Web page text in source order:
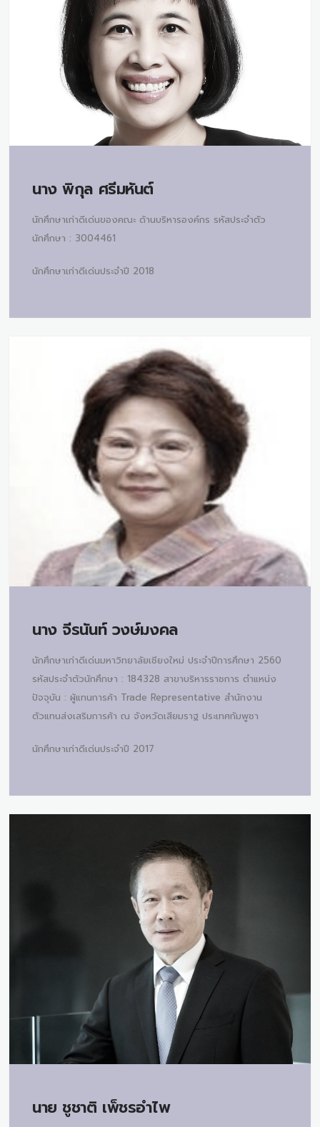
นาง พิกุล ศรีมหันต์
นักศึกษาเก่าดีเด่นของคณะ ด้านบริหารองค์กร รหัสประจำตัว
นักศึกษา : 3004461
นักศึกษาเก่าดีเด่นประจำปี 2018
นาง จีรนันท์ วงษ์มงคล
นักศึกษาเก่าดีเด่นมหาวิทยาลัยเชียงใหม่ ประจำปีการศึกษา 2560
รหัสประจำตัวนักศึกษา : 184328 สาขาบริหารราชการ ตำแหน่ง
ปัจจุบัน : ผู้แทนการค้า Trade Representative สำนักงาน
ตัวแทนส่งเสริมการค้า ณ จังหวัดเสียมราฐ ประเทศกัมพูชา
นักศึกษาเก่าดีเด่นประจำปี 2017
นาย ชูชาติ เพ็ชรอำไพ